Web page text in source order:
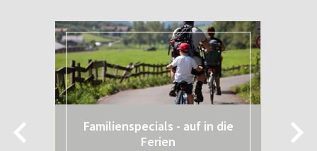
Familienspecials - auf in die
Ferien